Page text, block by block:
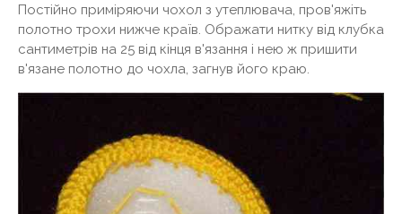
Постійно приміряючи чохол з утеплювача, пров'яжіть
полотно трохи нижче країв. Ображати нитку від клубка
сантиметрів на 25 від кінця в'язання і нею ж пришити
в'язане полотно до чохла, загнув його краю.